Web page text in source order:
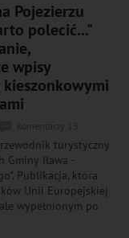
Pojezierzu
polecić..."
wpisy
turystyczny
Gminy Iława -
Publikacja, która
Unii Europejskiej
wypełnionym po